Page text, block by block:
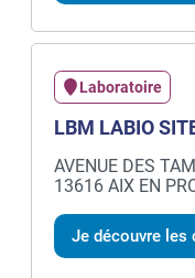
Laboratoire
LBM LABIO
AVENUE DES
13616 AIX EN
Je découvre les